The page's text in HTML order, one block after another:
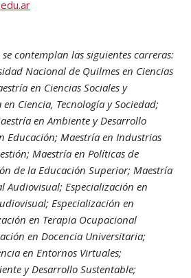
contemplan las siguientes carreras:
Nacional de Quilmes en Ciencias
en Ciencias Sociales y
Ciencia, Tecnología y Sociedad;
en Ambiente y Desarrollo
Educación; Maestría en Industrias
Maestría en Políticas de
de la Educación Superior; Maestría
Audiovisual; Especialización en
Especialización en
en Terapia Ocupacional
en Docencia Universitaria;
en Entornos Virtuales;
y Desarrollo Sustentable;